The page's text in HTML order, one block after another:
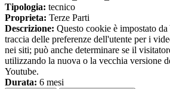
Tipologia: tecnico
Proprieta: Terze Parti
Descrizione: Questo cookie è impostato
traccia delle preferenze dell'utente per i
nei siti; può anche determinare se il
utilizzando la nuova o la vecchia versione
Youtube.
Durata: 6 mesi